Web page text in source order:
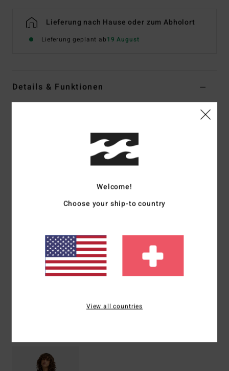
Lieferung nach Hause oder zum Abholort
Lieferung geplant ab19 August
Details & Funktionen
Regular Fit
Rundhalsausschnitt
Puff-Print auf Brust und Rücken
Zusammensetzung[Hauptstoff] 55 % Baumwolle, 25 %
recycelte Baumwolle, 20 % recyceltes Polyester
Welcome!
Choose your ship-to country
View all countries